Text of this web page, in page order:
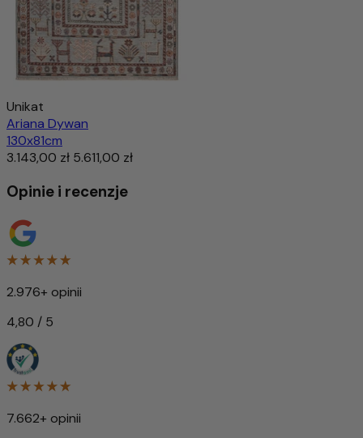
Unikat
Ariana Dywan
130x81cm
3.143,00 zł 5.611,00 zł
Opinie i recenzje
2.976+ opinii
4,80 / 5
7.662+ opinii